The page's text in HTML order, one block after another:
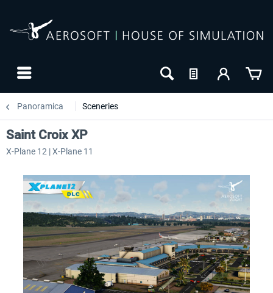
Panoramica Sceneries
Saint Croix XP
X-Plane 12 | X-Plane 11